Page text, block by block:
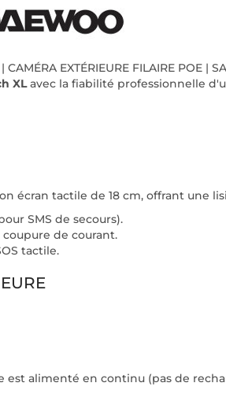
EXTÉRIEURE FILAIRE POE |
XLavec la fiabilité professionnelle
écran tactile de 18 cm, offrant une
SMS de secours).
coupure de courant.
tactile.
est alimenté en continu (pas de